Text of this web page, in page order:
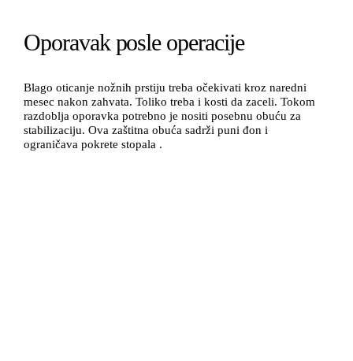
Oporavak posle operacije
Blago oticanje nožnih prstiju treba očekivati kroz naredni
mesec nakon zahvata. Toliko treba i kosti da zaceli. Tokom
razdoblja oporavka potrebno je nositi posebnu obuću za
stabilizaciju. Ova zaštitna obuća sadrži puni đon i
ograničava pokrete stopala .